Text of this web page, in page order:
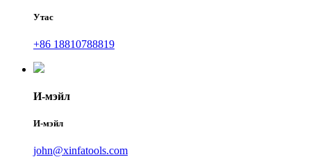
Утас
+86 18810788819
И-мэйл
И-мэйл
john@xinfatools.com